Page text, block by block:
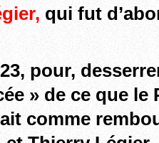
qui fut
pour,
» de ce que le
comme